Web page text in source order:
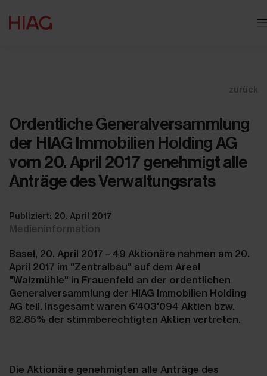
zurück
Ordentliche Generalversammlung
der HIAG Immobilien Holding AG
vom 20. April 2017 genehmigt alle
Anträge des Verwaltungsrats
Publiziert: 20. April 2017
Medieninformation
Basel, 20. April 2017 – 49 Aktionäre nahmen am 20.
April 2017 im "Zentralbau" auf dem Areal
"Walzmühle" in Frauenfeld an der ordentlichen
Generalversammlung der HIAG Immobilien Holding
AG teil. Insgesamt waren 6'403'094 Aktien bzw.
82.85% der stimmberechtigten Aktien vertreten.
Die Aktionäre genehmigten alle Anträge des